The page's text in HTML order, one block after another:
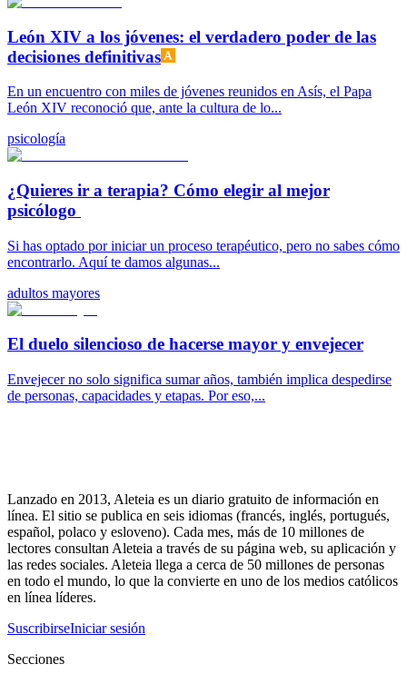
León XIV a los jóvenes: el verdadero poder de las
decisiones definitivas
En un encuentro con miles de jóvenes reunidos en Asís, el Papa
León XIV reconoció que, ante la cultura de lo...
psicología
¿Quieres ir a terapia? Cómo elegir al mejor
psicólogo
Si has optado por iniciar un proceso terapéutico, pero no sabes cómo
encontrarlo. Aquí te damos algunas...
adultos mayores
El duelo silencioso de hacerse mayor y envejecer
Envejecer no solo significa sumar años, también implica despedirse
de personas, capacidades y etapas. Por eso,...
Lanzado en 2013, Aleteia es un diario gratuito de información en
línea. El sitio se publica en seis idiomas (francés, inglés, portugués,
español, polaco y esloveno). Cada mes, más de 10 millones de
lectores consultan Aleteia a través de su página web, su aplicación y
las redes sociales. Aleteia llega a cerca de 50 millones de personas
en todo el mundo, lo que la convierte en uno de los medios católicos
en línea líderes.
SuscribirseIniciar sesión
Secciones